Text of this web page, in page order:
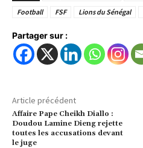
Football
FSF Lions du Sénégal
Partager sur :
Article précédent
Affaire Pape Cheikh Diallo :
Doudou Lamine Dieng rejette
toutes les accusations devant
le juge